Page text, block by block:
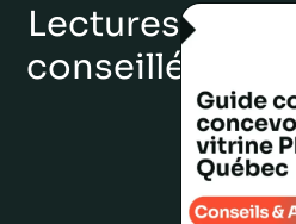
Lectures
conseillées